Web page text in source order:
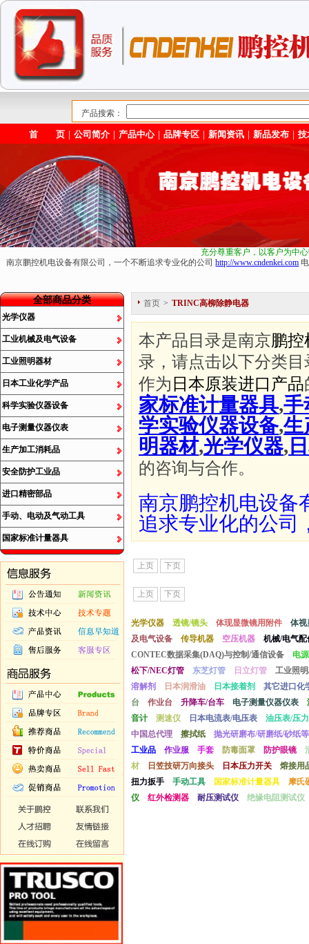
产品搜索：
首 页 ｜公司简介 ｜ 产品中心｜品牌专区 ｜新闻资讯 ｜新品发布 ｜技
充分尊重客户，以客户为中
南京鹏控机电设备有限公司，一个不断追求专业化的公司http://www.cndenkei.com
全部商品分类
光学仪器
工业机械及电气设备
工业照明器材
日本工业化学产品
科学实验仪器设备
电子测量仪器仪表
生产加工消耗品
安全防护工业品
进口精密部品
手动、电动及气动工具
国家标准计量器具
首页 > TRINC高柳除静电器
本产品目录是南京鹏
录，请点击以下分类
作为 日本原装进口产品
家标准计量器具,手
学实验仪器设备,生
明器材,光学仪器,
的咨询与合作。
南京鹏控机电设备
追求专业化的公司
上页 下页
上页 下页
光学仪器 透镜/镜头 体现显微镜用附件
体视
及电气设备
传导机器 空压机器
机械/电气配
CONTEC数据采集(DAQ)与控制/通信设备
电
松下/NEC灯管
东芝灯管 日立灯管
工业照
溶解剂
日本润滑油 日本接着剂
其它进口化
台
作业台 升降车/台车 电子测量仪器仪表
音计
测速仪 日本电流表/电压表
油压表/压
中国总代理
擦拭纸
抛光研磨布/研磨纸/砂纸等
工业品
作业服 手套 防毒面罩 防护眼镜
材
日笠技研万向接头 日本压力开关
熔接用
扭力扳手
手动工具 国家标准计量器具
摩氏
仪
红外检测器 耐压测试仪 绝缘电阻测试仪